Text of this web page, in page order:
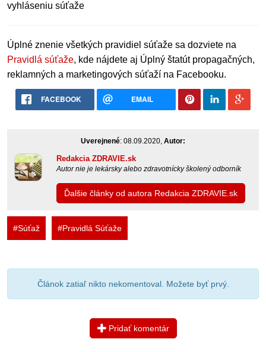
vyhláseniu súťaže
Úplné znenie všetkých pravidiel súťaže sa dozviete na
Pravidlá súťaže, kde nájdete aj Úplný štatút propagačných,
reklamných a marketingových súťaží na Facebooku.
FACEBOOK EMAIL
Uverejnené: 08.09.2020, Autor:
Redakcia ZDRAVIE.sk
Autor nie je lekársky alebo zdravotnícky školený odborník
Ďalšie články od autora Redakcia ZDRAVIE.sk
#Súťaž #Pravidlá Súťaže
Článok zatiaľ nikto nekomentoval. Možete byť prvý.
Pridať komentár